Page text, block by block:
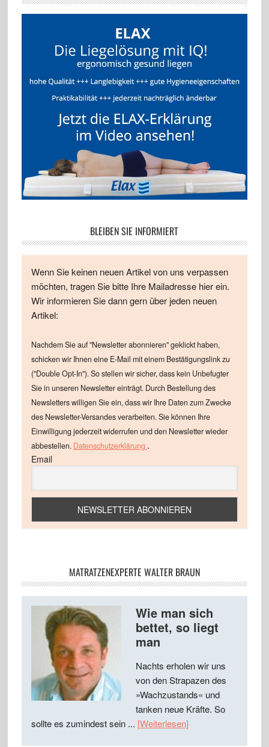
BLEIBEN SIE INFORMIERT
Wenn Sie keinen neuen Artikel von uns verpassen
möchten, tragen Sie bitte Ihre Mailadresse hier ein.
Wir informieren Sie dann gern über jeden neuen
Artikel:
Nachdem Sie auf "Newsletter abonnieren" geklickt haben,
schicken wir Ihnen eine E-Mail mit einem Bestätigungslink zu
("Double Opt-In"). So stellen wir sicher, dass kein Unbefugter
Sie in unseren Newsletter einträgt. Durch Bestellung des
Newsletters willigen Sie ein, dass wir Ihre Daten zum Zwecke
des Newsletter-Versandes verarbeiten. Sie können Ihre
Einwilligung jederzeit widerrufen und den Newsletter wieder
abbestellen. Datenschutzerklärung .
Email
MATRATZENEXPERTE WALTER BRAUN
Wie man sich
bettet, so liegt
man
Nachts erholen wir uns
von den Strapazen des
»Wachzustands« und
tanken neue Kräfte. So
sollte es zumindest sein ... [Weiterlesen]